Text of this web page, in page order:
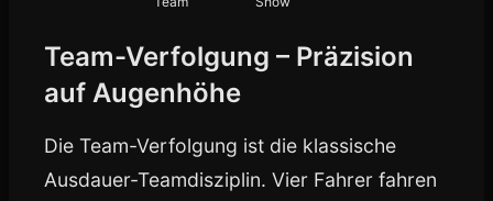
Team-Verfolgung – Präzision
auf Augenhöhe
Die Team-Verfolgung ist die klassische
Ausdauer-Teamdisziplin. Vier Fahrer fahren